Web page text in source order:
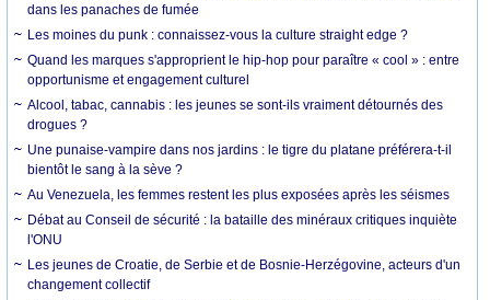
dans les panaches de fumée
Les moines du punk : connaissez-vous la culture straight edge ?
Quand les marques s'approprient le hip-hop pour paraître « cool » : entre
opportunisme et engagement culturel
Alcool, tabac, cannabis : les jeunes se sont-ils vraiment détournés des
drogues ?
Une punaise-vampire dans nos jardins : le tigre du platane préférera-t-il
bientôt le sang à la sève ?
Au Venezuela, les femmes restent les plus exposées après les séismes
Débat au Conseil de sécurité : la bataille des minéraux critiques inquiète
l'ONU
Les jeunes de Croatie, de Serbie et de Bosnie-Herzégovine, acteurs d'un
changement collectif